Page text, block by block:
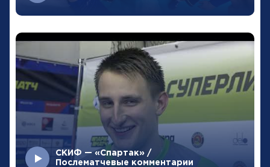
СКИФ — «Спартак» /
Послематчевые комментарии